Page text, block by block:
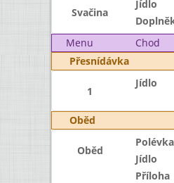
Svačina
Jídlo
Menu
Chod
Přesnídávka
1
Jídlo
Oběd
Oběd
Polévka
Jídlo
Příloha